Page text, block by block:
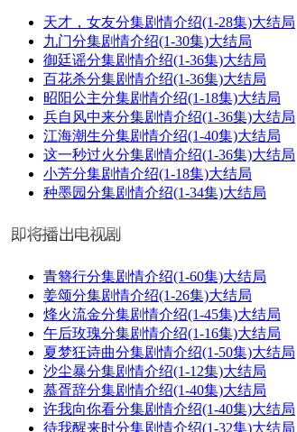
天才，女友分集剧情介绍(1-28集)大结局
九门分集剧情介绍(1-30集)大结局
御廷谣分集剧情介绍(1-36集)大结局
百花杀分集剧情介绍(1-36集)大结局
昭阳公主分集剧情介绍(1-18集)大结局
兵自风中来分集剧情介绍(1-36集)大结局
江海潮生分集剧情介绍(1-40集)大结局
这一秒过火分集剧情介绍(1-36集)大结局
小芳分集剧情介绍(1-18集)大结局
种墨园分集剧情介绍(1-34集)大结局
青簪行分集剧情介绍(1-60集)大结局
姜颂分集剧情介绍(1-26集)大结局
烽火流金分集剧情介绍(1-45集)大结局
午后玫瑰分集剧情介绍(1-16集)大结局
夏梦狂诗曲分集剧情介绍(1-50集)大结局
沙尘暴分集剧情介绍(1-12集)大结局
慕胥辞分集剧情介绍(1-40集)大结局
许我向你看分集剧情介绍(1-40集)大结局
待我醒来时分集剧情介绍(1-32集)大结局